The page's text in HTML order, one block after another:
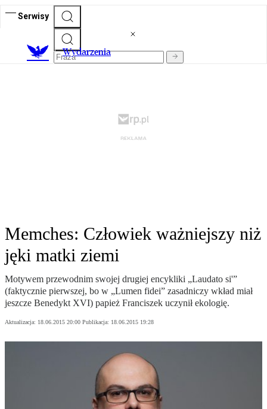
Serwisy
Wydarzenia
Memches: Człowiek ważniejszy niż
jęki matki ziemi
Motywem przewodnim swojej drugiej encykliki „Laudato si'”
(faktycznie pierwszej, bo w „Lumen fidei” zasadniczy wkład miał
jeszcze Benedykt XVI) papież Franciszek uczynił ekologię.
Aktualizacja: 18.06.2015 20:00 Publikacja: 18.06.2015 19:28